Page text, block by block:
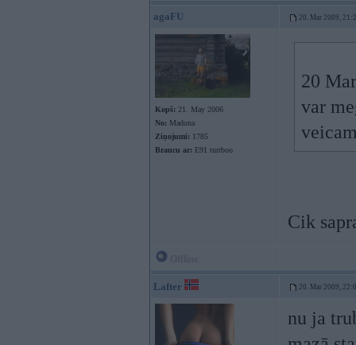
agaFU 20. Mar 2009,
Kopš: 21. May 2006
No: Madona
Ziņojumi: 1785
Braucu ar: E91 turrboo
20
var
Cik
Lafter 20. Mar 2009,
nu ja